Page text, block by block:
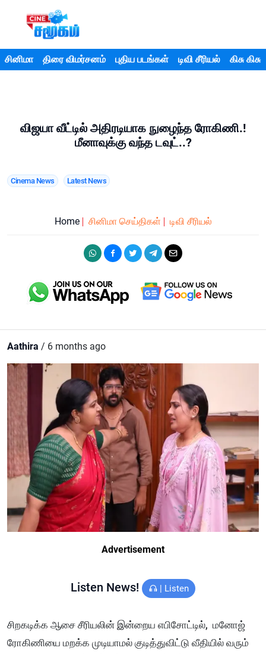
சினிமா திரை விமர்சனம் புதிய படங்கள் டிவி சீரியல் கிசு கிசு
விஜயா வீட்டில் அதிரடியாக நுழைந்த ரோகிணி.!
மீனாவுக்கு வந்த டவுட்..?
Cinema News Latest News
Home சினிமா செய்திகள் டிவி சீரியல்
Aathira / 6 months ago
Advertisement
Listen News! | Listen
சிறகடிக்க ஆசை சீரியலின் இன்றைய எபிசோட்டில், மனோஜ்
ரோகிணியை மறக்க முடியாமல் குடித்துவிட்டு வீதியில் வரும்